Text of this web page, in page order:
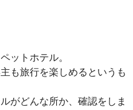
ットホテル。
も旅行を楽しめるというも
がどんな所か、確認をしま